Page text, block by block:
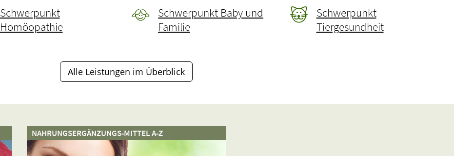
Schwerpunkt
Homöopathie
Schwerpunkt Baby und
Familie
Schwerpunkt
Tiergesundheit
Alle Leistungen im Überblick
NAHRUNGSERGÄNZUNGS-MITTEL A-Z